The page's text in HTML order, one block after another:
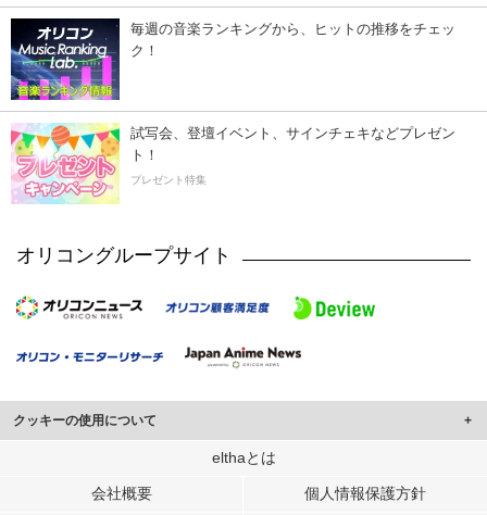
毎週の音楽ランキングから、ヒットの推移をチェッ
ク！
試写会、登壇イベント、サインチェキなどプレゼン
ト！
プレゼント特集
オリコングループサイト
クッキーの使用について
このサイトでは Cookie を使用して、ユーザーに合わせたコンテンツや広告の
行っています。
elthaとは
会社概要 個人情報保護方針